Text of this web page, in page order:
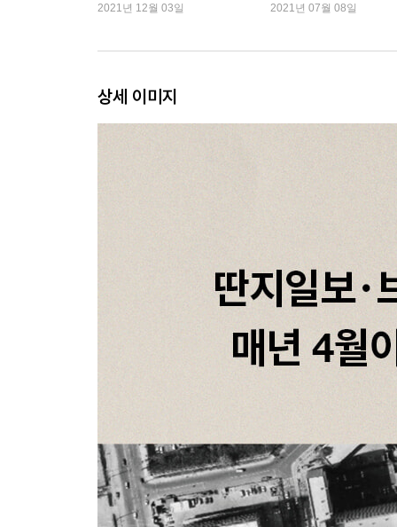
나한테 왜 이런 일이 생겼을까
다시 배워나가는 일상
밥 먹고 다니라는 말
상갓집 앞에서 옷깃을 여미는, 최소한의 배려
자꾸만 설명을 요구하는 사람들
상처받은 이가 상처받은 이에게
계속 쓰고 말하기로 했다
살아남은 자에게 주어진 소명
2021년 12월 03일 2021년 07월 08일
상세 이미지